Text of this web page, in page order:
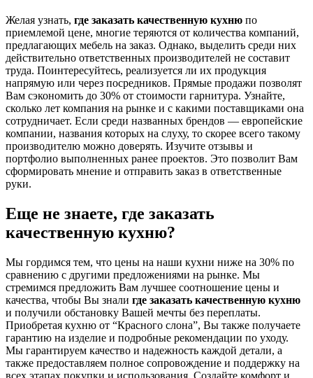
Желая узнать, где заказать качественную кухню по
приемлемой цене, многие теряются от количества компаний,
предлагающих мебель на заказ. Однако, выделить среди них
действительно ответственных производителей не составит
труда. Поинтересуйтесь, реализуется ли их продукция
напрямую или через посредников. Прямые продажи позволят
Вам сэкономить до 30% от стоимости гарнитура. Узнайте,
сколько лет компания на рынке и с какими поставщиками она
сотрудничает. Если среди названных брендов — европейские
компании, названия которых на слуху, то скорее всего такому
производителю можно доверять. Изучите отзывы и
портфолио выполненных ранее проектов. Это позволит Вам
сформировать мнение и отправить заказ в ответственные
руки.
Еще не знаете, где заказать
качественную кухню?
Мы гордимся тем, что цены на наши кухни ниже на 30% по
сравнению с другими предложениями на рынке. Мы
стремимся предложить Вам лучшее соотношение цены и
качества, чтобы Вы знали где заказать качественную кухню
и получили обстановку Вашей мечты без переплаты.
Приобретая кухню от “Красного слона”, Вы также получаете
гарантию на изделие и подробные рекомендации по уходу.
Мы гарантируем качество и надежность каждой детали, а
также предоставляем полное сопровождение и поддержку на
всех этапах покупки и использования. Создайте комфорт и